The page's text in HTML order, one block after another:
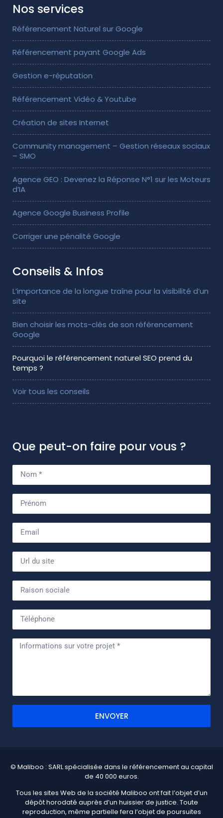
Nos services
Référencement Naturel sur Google
Référencement payant Google Ads
Gestion e-réputation
Référencement Vidéo & Youtube
Création de sites Internet
Community management – Gestion réseaux sociaux
– SMO
Agence GEO : Devenez la Réponse N°1 sur les Moteurs
d’IA
Agence Google Business Profile
Corriger une pénalité Google
Conseils & Infos
L’importance de la longue traîne pour la visibilité d’un
site
Bien choisir les mots-clés de son référencement
Google
Pourquoi le référencement naturel SEO prend du
temps ?
Voir tous les conseils
Que peut-on faire pour vous ?
ENVOYER
© Maliboo : SARL spécialisée dans le référencement au capital
de 40 000 euros.
Tous les sites Web de la société Maliboo ont fait l’objet d’un
dépôt horodaté auprès d’un huissier de justice. Toute
reproduction, même partielle fera l’objet de poursuites